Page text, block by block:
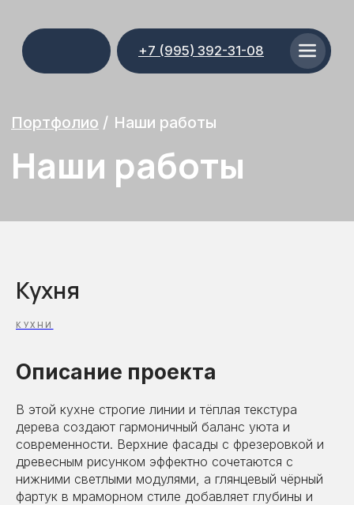
+7 (995) 392-31-08
Наши работы
Кухня
КУХНИ
Описание проекта
В этой кухне строгие линии и тёплая текстура
дерева создают гармоничный баланс уюта и
современности. Верхние фасады с фрезеровкой и
древесным рисунком эффектно сочетаются с
нижними светлыми модулями, а глянцевый чёрный
фартук в мраморном стиле добавляет глубины и